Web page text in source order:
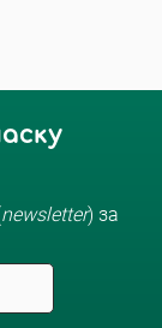
newsletter) за